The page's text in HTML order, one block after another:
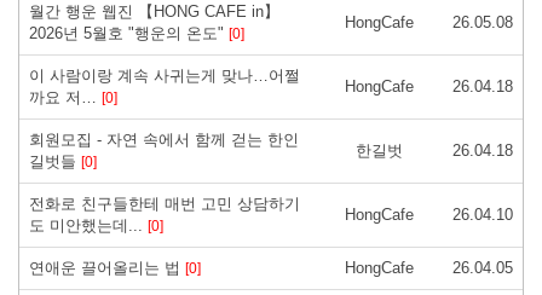
월간 행운 웹진 【HONG CAFE in】
2026년 5월호 "행운의 온도" [0]
HongCafe 26.05.08
이 사람이랑 계속 사귀는게 맞나…어쩔
까요 저… [0]
HongCafe 26.04.18
회원모집 - 자연 속에서 함께 걷는 한인
길벗들 [0]
한길벗 26.04.18
전화로 친구들한테 매번 고민 상담하기
도 미안했는데... [0]
HongCafe 26.04.10
연애운 끌어올리는 법 [0] HongCafe 26.04.05